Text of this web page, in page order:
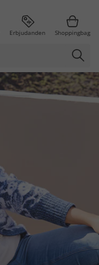
Erbjudanden Shoppingbag